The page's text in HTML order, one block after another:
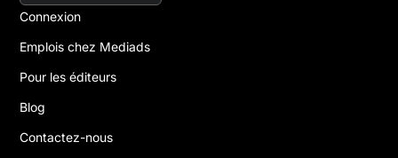
Connexion
Emplois chez Mediads
Pour les éditeurs
Blog
Contactez-nous